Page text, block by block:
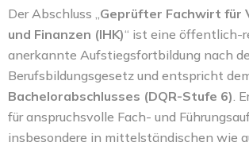
Der Abschluss „ Geprüfter Fachwirt für
und Finanzen (IHK)“ ist eine öffentlich-
anerkannte Aufstiegsfortbildung nach
Berufsbildungsgesetz und entspricht
Bachelorabschlusses (DQR-Stufe 6) .
für anspruchsvolle Fach- und
insbesondere in mittelständischen wie